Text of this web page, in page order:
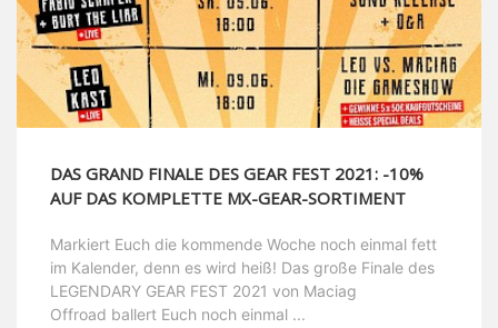
DAS GRAND FINALE DES GEAR FEST 2021: -10%
AUF DAS KOMPLETTE MX-GEAR-SORTIMENT
Markiert Euch die kommende Woche noch einmal fett
im Kalender, denn es wird heiß! Das große Finale des
LEGENDARY GEAR FEST 2021 von Maciag
Offroad ballert Euch noch einmal ...